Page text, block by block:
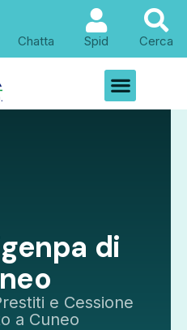
Chatta Spid Cerca
di
e Cessione
a Cuneo